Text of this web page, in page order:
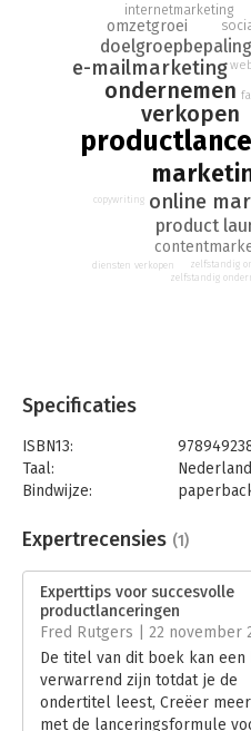
verkopen. Vandaar dit boek.
Je leert de lanceringsformule
diensten. Deze formule
krijg je vijftig praktische tips
meteen kunt toepassen voor
Als je iets groots in de wereld
lanceren. De tips uit dit boek
Welmoet Babeliowsky is
(Autorespond en Succesvolle
businesscoach geeft ze
emailmarketing en
Walker
verkopen
ondernemen
online
e-mailmarketing
doelgroepbepaling
product
omzetgroei
internetmarketing
zelfstandig
copywriting
zelfstandig
diensten verkopen
Specificaties
ISBN13:
Taal:
Bindwijze:
Uitgever:
Verschijningsdatum:
23-9-2016
Hoofdrubriek:
Reclame
Experttips
Expertrecensies (1)
Experttips voor succesvolle
productlanceringen
Fred Rutgers | 22 november
De titel van dit boek kan een
verwarrend zijn totdat je de
ondertitel leest, Creëer
met de lanceringsformule